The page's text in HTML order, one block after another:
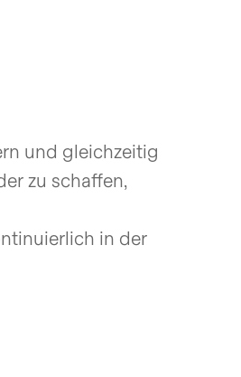
und gleichzeitig
zu schaffen,
in der